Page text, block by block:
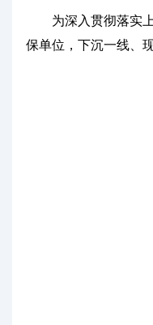
为深入贯彻落实上
保单位，下沉一线、